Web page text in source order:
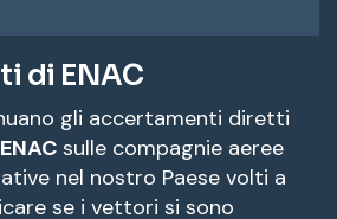
di ENAC
gli accertamenti diretti
sulle compagnie aeree
nel nostro Paese volti a
se i vettori si sono